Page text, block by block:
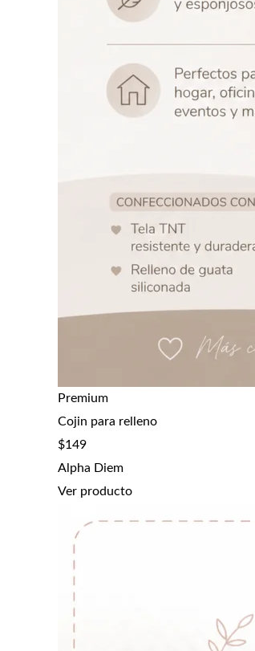
Premium
Cojin para relleno
$149
Alpha Diem
Ver producto